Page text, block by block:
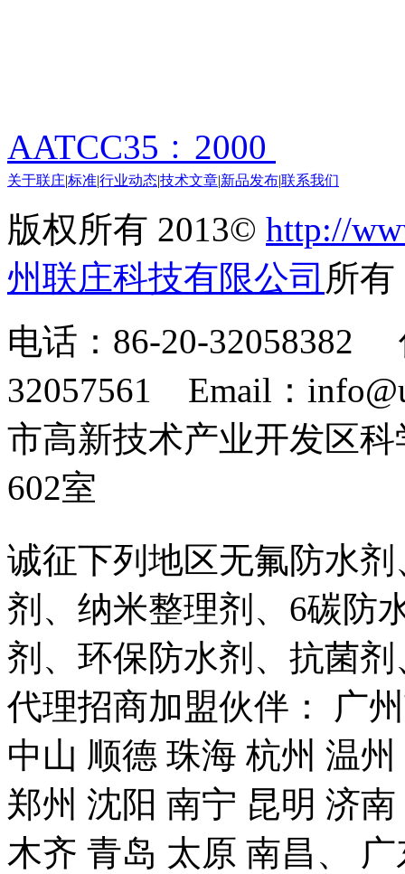
AATCC35﹕2000
关于联庄标准行业动态技术文章 新品发布联系我们
版权所有 2013© http://
州联庄科技有限公司 所
电话：86-20-32058382
32057561 Email：
市高新技术产业开发区
602室
诚征下列地区无氟防水
剂、纳米整理剂、6碳防
剂、环保防水剂、抗菌
代理招商加盟伙伴： 广
中山 顺德 珠海 杭州 温
郑州 沈阳 南宁 昆明 济
木齐 青岛 太原 南昌、